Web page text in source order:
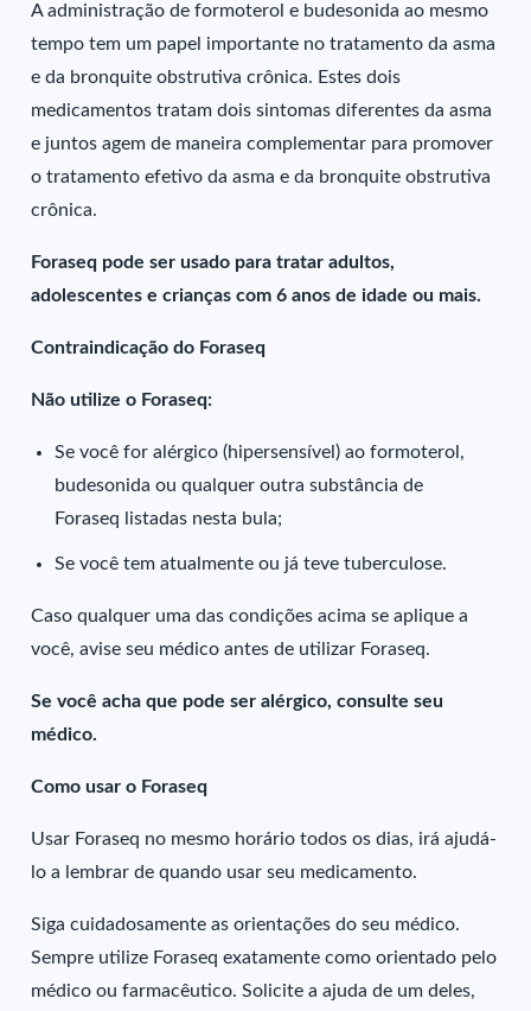
A administração de formoterol e budesonida ao mesmo
tempo tem um papel importante no tratamento da asma
e da bronquite obstrutiva crônica. Estes dois
medicamentos tratam dois sintomas diferentes da asma
e juntos agem de maneira complementar para promover
o tratamento efetivo da asma e da bronquite obstrutiva
crônica.
Foraseq pode ser usado para tratar adultos,
adolescentes e crianças com 6 anos de idade ou mais.
Contraindicação do Foraseq
Não utilize o Foraseq:
Se você for alérgico (hipersensível) ao formoterol,
budesonida ou qualquer outra substância de
Foraseq listadas nesta bula;
Se você tem atualmente ou já teve tuberculose.
Caso qualquer uma das condições acima se aplique a
você, avise seu médico antes de utilizar Foraseq.
Se você acha que pode ser alérgico, consulte seu
médico.
Como usar o Foraseq
Usar Foraseq no mesmo horário todos os dias, irá ajudá-
lo a lembrar de quando usar seu medicamento.
Siga cuidadosamente as orientações do seu médico.
Sempre utilize Foraseq exatamente como orientado pelo
médico ou farmacêutico. Solicite a ajuda de um deles,